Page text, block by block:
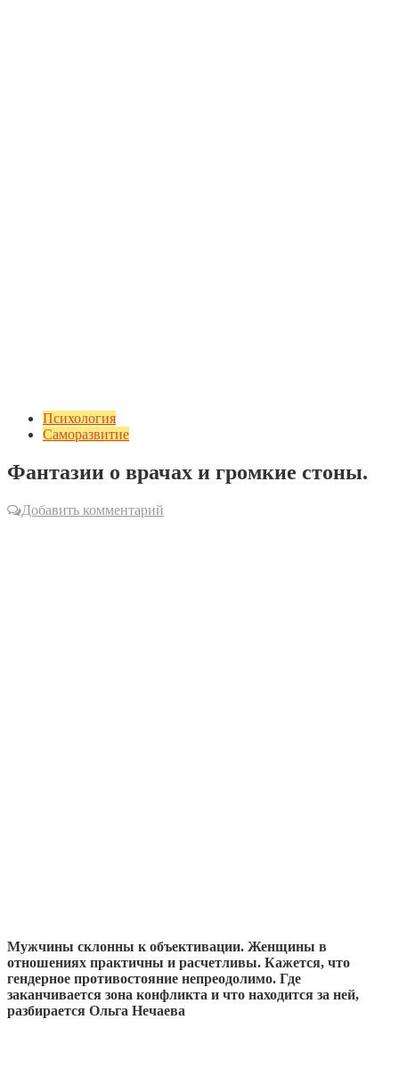
Психология
Саморазвитие
Фантазии о врачах и громкие стоны.
Добавить комментарий
Мужчины склонны к объективации. Женщины в
отношениях практичны и расчетливы. Кажется, что
гендерное противостояние непреодолимо. Где
заканчивается зона конфликта и что находится за ней,
разбирается Ольга Нечаева